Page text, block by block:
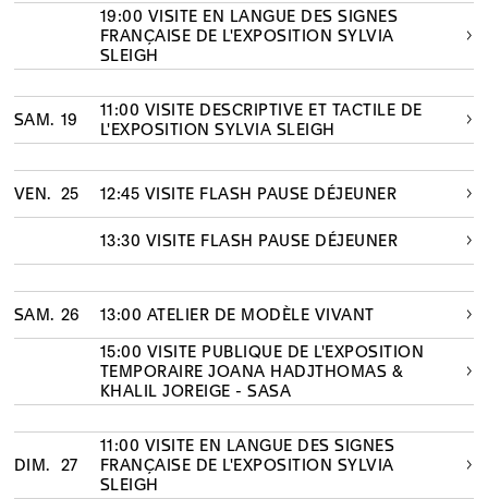
19:00 VISITE EN LANGUE DES SIGNES
FRANÇAISE DE L'EXPOSITION SYLVIA
SLEIGH
SAM. 19
11:00 VISITE DESCRIPTIVE ET TACTILE DE
L'EXPOSITION SYLVIA SLEIGH
VEN. 25 12:45 VISITE FLASH PAUSE DÉJEUNER
13:30 VISITE FLASH PAUSE DÉJEUNER
SAM. 26 13:00 ATELIER DE MODÈLE VIVANT
15:00 VISITE PUBLIQUE DE L'EXPOSITION
TEMPORAIRE JOANA HADJTHOMAS &
KHALIL JOREIGE - SASA
DIM. 27
11:00 VISITE EN LANGUE DES SIGNES
FRANÇAISE DE L'EXPOSITION SYLVIA
SLEIGH